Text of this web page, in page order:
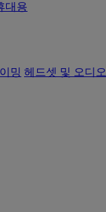
대용
밍 헤드셋 및 오디오